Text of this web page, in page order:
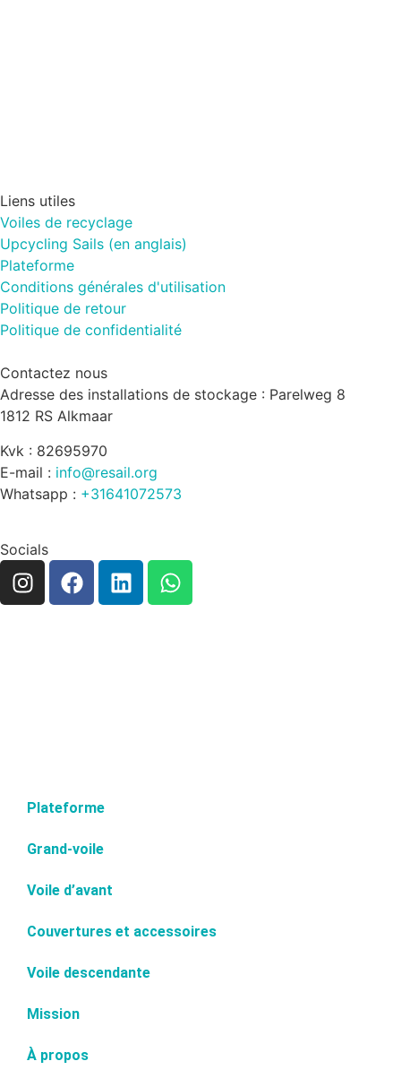
Liens utiles
Voiles de recyclage
Upcycling Sails (en anglais)
Plateforme
Conditions générales d'utilisation
Politique de retour
Politique de confidentialité
Contactez nous
Adresse des installations de stockage : Parelweg 8
1812 RS Alkmaar
Kvk : 82695970
E-mail : info@resail.org
Whatsapp : +31641072573
Socials
Plateforme
Grand-voile
Voile d’avant
Couvertures et accessoires
Voile descendante
Mission
À propos